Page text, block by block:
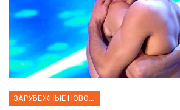
ЗАРУБЕЖНЫЕ НОВОСТИ